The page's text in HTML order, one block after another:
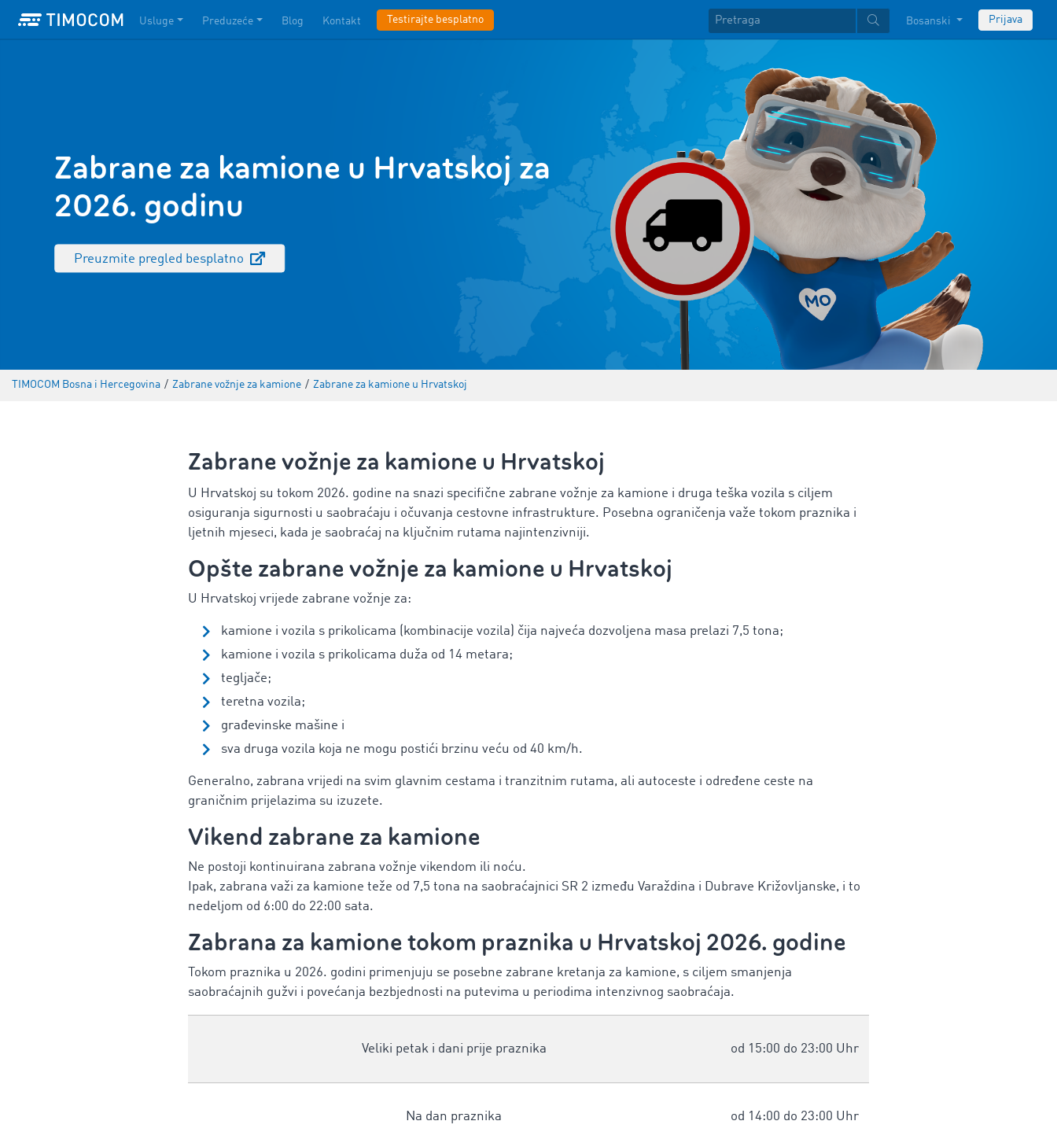
Usluge Preduzeće Blog Kontakt Testirajte besplatno Bosanski Prijava
Zabrane za kamione u Hrvatskoj za
2026. godinu
Preuzmite pregled besplatno
TIMOCOM Bosna i Hercegovina / Zabrane vožnje za kamione / Zabrane za kamione u Hrvatskoj
Zabrane vožnje za kamione u Hrvatskoj
U Hrvatskoj su tokom 2026. godine na snazi specifične zabrane vožnje za kamione i druga teška vozila s ciljem
osiguranja sigurnosti u saobraćaju i očuvanja cestovne infrastrukture. Posebna ograničenja važe tokom praznika i
ljetnih mjeseci, kada je saobraćaj na ključnim rutama najintenzivniji.
Opšte zabrane vožnje za kamione u Hrvatskoj
U Hrvatskoj vrijede zabrane vožnje za:
kamione i vozila s prikolicama (kombinacije vozila) čija najveća dozvoljena masa prelazi 7,5 tona;
kamione i vozila s prikolicama duža od 14 metara;
tegljače;
teretna vozila;
građevinske mašine i
sva druga vozila koja ne mogu postići brzinu veću od 40 km/h.
Generalno, zabrana vrijedi na svim glavnim cestama i tranzitnim rutama, ali autoceste i određene ceste na
graničnim prijelazima su izuzete.
Vikend zabrane za kamione
Ne postoji kontinuirana zabrana vožnje vikendom ili noću.
Ipak, zabrana važi za kamione teže od 7,5 tona na saobraćajnici SR 2 između Varaždina i Dubrave Križovljanske, i to
nedeljom od 6:00 do 22:00 sata.
Zabrana za kamione tokom praznika u Hrvatskoj 2026. godine
Tokom praznika u 2026. godini primenjuju se posebne zabrane kretanja za kamione, s ciljem smanjenja
saobraćajnih gužvi i povećanja bezbjednosti na putevima u periodima intenzivnog saobraćaja.
Veliki petak i dani prije praznika od 15:00 do 23:00 Uhr
Na dan praznika od 14:00 do 23:00 Uhr